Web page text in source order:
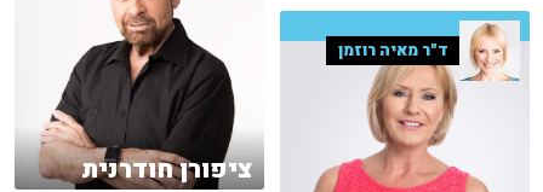
ציפורן חודרנית
ד"ר מאיה רוזמן